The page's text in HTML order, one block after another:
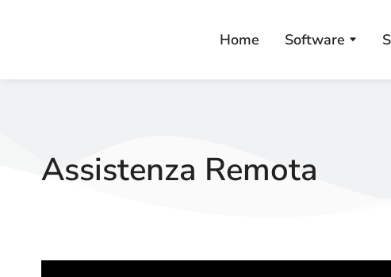
Home Software
Assistenza Remota